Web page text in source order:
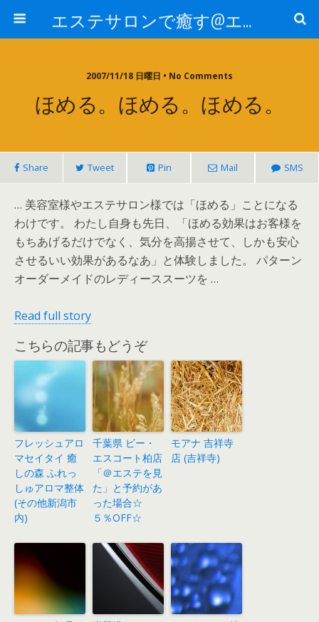
エステサロンで癒す@エステ～全国エステ情報
2007/11/18 日曜日 • No Comments
ほめる。ほめる。ほめる。
Share Tweet Pin Mail SMS
… 美容室様やエステサロン様では「ほめる」ことになる
わけです。 わたし自身も先日、「ほめる効果はお客様を
もちあげるだけでなく、気分を高揚させて、しかも安心
させるいい効果があるなあ」と体験しました。 パターン
オーダーメイドのレディーススーツを …
Read full story
こちらの記事もどうぞ
フレッシュアロ
マセイタイ 癒
しの森 ふれっ
しゅアロマ整体
(その他新潟市
内)
千葉県 ビー・
エスコート柏店
「＠エステを見
た」と予約があ
った場合☆
５％OFF☆
モアナ 吉祥寺
店 (吉祥寺)